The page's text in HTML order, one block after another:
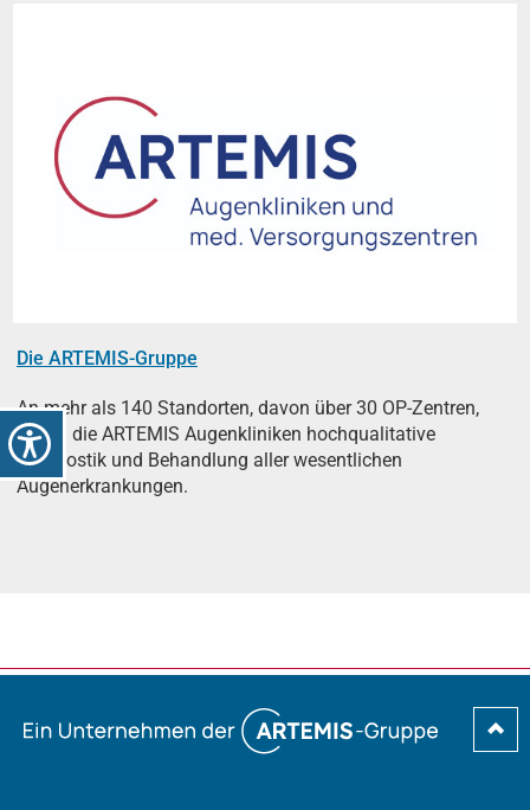
Die ARTEMIS-Gruppe
An mehr als 140 Standorten, davon über 30 OP-Zentren,
bieten die ARTEMIS Augenkliniken hochqualitative
Diagnostik und Behandlung aller wesentlichen
Augenerkrankungen.